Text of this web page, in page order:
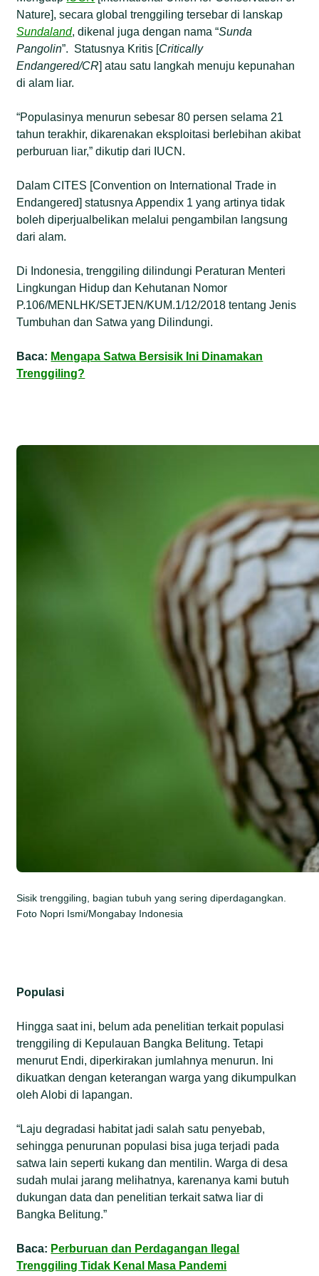
Nature], secara global trenggiling tersebar di lanskap
Sundaland, dikenal juga dengan nama “Sunda
Pangolin”. Statusnya Kritis [Critically
Endangered/CR] atau satu langkah menuju kepunahan
di alam liar.
“Populasinya menurun sebesar 80 persen selama 21
tahun terakhir, dikarenakan eksploitasi berlebihan akibat
perburuan liar,” dikutip dari IUCN.
Dalam CITES [Convention on International Trade in
Endangered] statusnya Appendix 1 yang artinya tidak
boleh diperjualbelikan melalui pengambilan langsung
dari alam.
Di Indonesia, trenggiling dilindungi Peraturan Menteri
Lingkungan Hidup dan Kehutanan Nomor
P.106/MENLHK/SETJEN/KUM.1/12/2018 tentang Jenis
Tumbuhan dan Satwa yang Dilindungi.
Baca: Mengapa Satwa Bersisik Ini Dinamakan
Trenggiling?
Sisik trenggiling, bagian tubuh yang sering diperdagangkan.
Foto Nopri Ismi/Mongabay Indonesia
Populasi
Hingga saat ini, belum ada penelitian terkait populasi
trenggiling di Kepulauan Bangka Belitung. Tetapi
menurut Endi, diperkirakan jumlahnya menurun. Ini
dikuatkan dengan keterangan warga yang dikumpulkan
oleh Alobi di lapangan.
“Laju degradasi habitat jadi salah satu penyebab,
sehingga penurunan populasi bisa juga terjadi pada
satwa lain seperti kukang dan mentilin. Warga di desa
sudah mulai jarang melihatnya, karenanya kami butuh
dukungan data dan penelitian terkait satwa liar di
Bangka Belitung.”
Baca: Perburuan dan Perdagangan Ilegal
Trenggiling Tidak Kenal Masa Pandemi